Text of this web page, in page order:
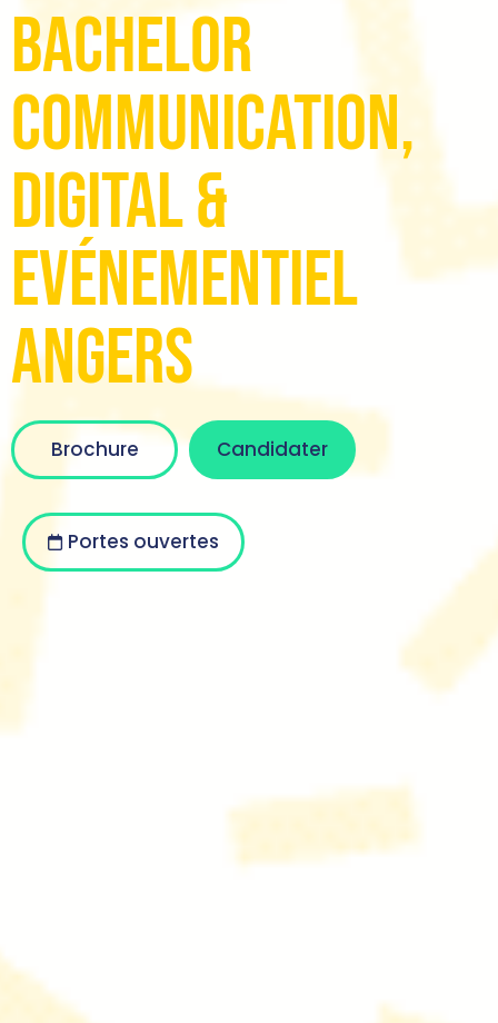
Bachelor
Communication,
Digital &
Evénementiel
Angers
Brochure Candidater
Portes ouvertes